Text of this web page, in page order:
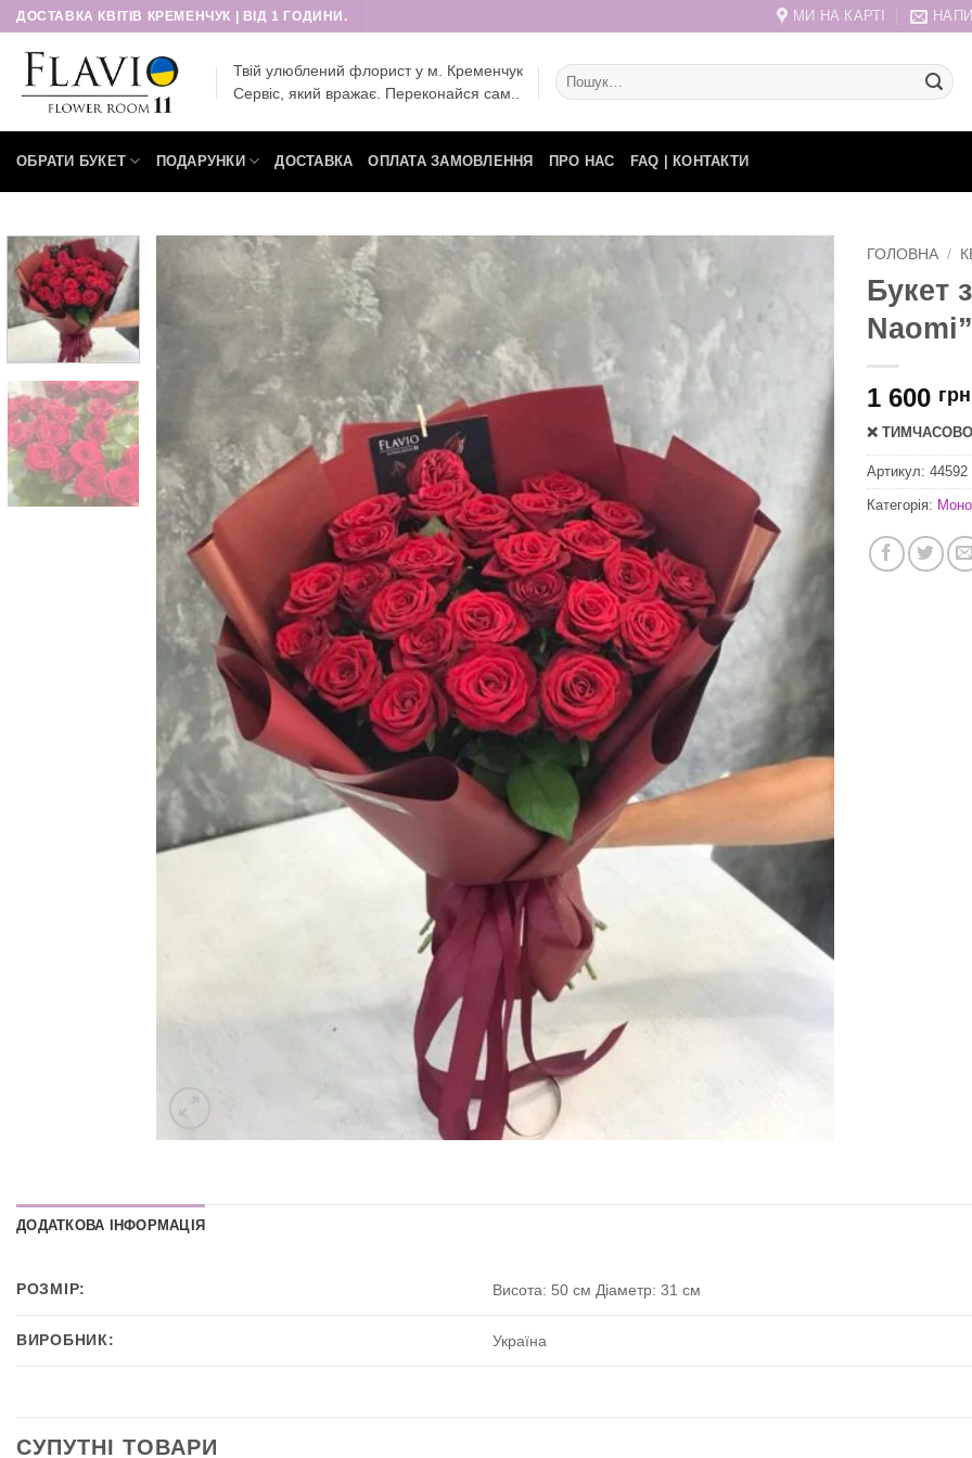
Пропустити
ДОСТАВКА КВІТІВ КРЕМЕНЧУК | ВІД 1 ГОДИНИ. МИ НА КАРТІ
Твій улюблений флорист у м. Кременчук
Сервіс, який вражає. Переконайся сам..
Шукати:
ОБРАТИ БУКЕТ ПОДАРУНКИ ДОСТАВКА ОПЛАТА ЗАМОВЛЕННЯ ПРО НАС FAQ | КОНТАКТИ
ГОЛОВНА /
Букет
1 600 грн
❌ ТИМЧАСОВО
Артикул: 44592
Категорія:
ДОДАТКОВА ІНФОРМАЦІЯ
РОЗМІР: Висота: 50 см Діаметр: 31 см
ВИРОБНИК: Україна
СУПУТНІ ТОВАРИ